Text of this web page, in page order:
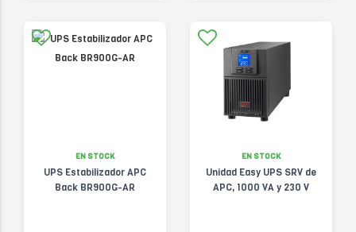
EN STOCK
UPS Estabilizador APC
Back BR900G-AR
EN STOCK
Unidad Easy UPS SRV de
APC, 1000 VA y 230 V